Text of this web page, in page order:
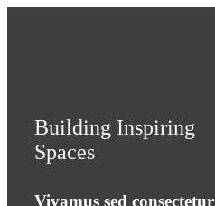
Building Inspiring
Spaces
Vivamus sed consectetur